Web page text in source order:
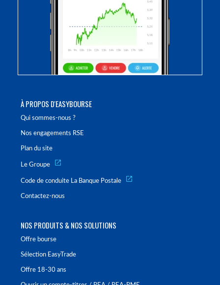
À PROPOS D'EASYBOURSE
Qui sommes-nous ?
Nos engagements RSE
Plan du site
Le Groupe
Code de conduite La Banque Postale
Contactez-nous
NOS PRODUITS & NOS SOLUTIONS
Offre bourse
Sélection EasyTrade
Offre 18-30 ans